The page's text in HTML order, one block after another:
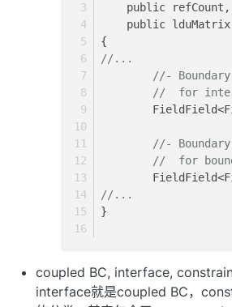
    public refCount,
    public lduMatrix
{
//...
//-
//  for
//-
//  for
//...
}
coupled BC, interface,
interface就是coupled BC，